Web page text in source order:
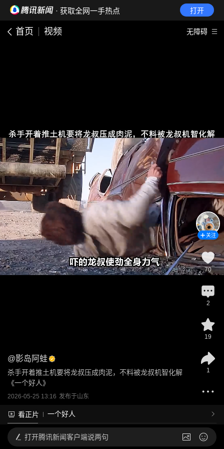
· 获取全网一手热点 打开
首页 视频 无障碍
@影岛阿蛙
杀手开着推土机要将龙叔压成肉泥，不料被龙叔机智化解
《一个好人》
2026-05-25 13:16 发布于山东
看正片 一个好人
关注
70
2
19
1
打开腾讯新闻客户端说两句